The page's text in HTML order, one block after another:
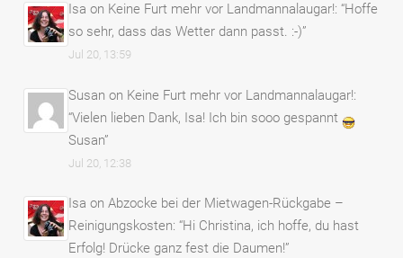
Isa on Keine Furt mehr vor Landmannalaugar!: “Hoffe
so sehr, dass das Wetter dann passt. :-)”
Jul 20, 13:59
Susan on Keine Furt mehr vor Landmannalaugar!:
“Vielen lieben Dank, Isa! Ich bin sooo gespannt
Susan”
Jul 20, 12:38
Isa onAbzocke bei der Mietwagen-Rückgabe –
Reinigungskosten: “Hi Christina, ich hoffe, du hast
Erfolg! Drücke ganz fest die Daumen!”